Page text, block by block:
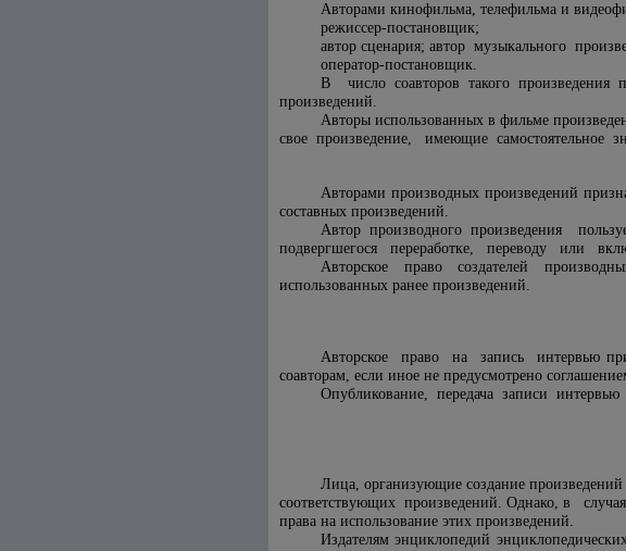
Авторами кинофильма, телефильма и
режиссер-постановщик;
автор сценария; автор музыкального
оператор-постановщик.
В число соавторов такого
произведений.
Авторы использованных в фильме
свое произведение, имеющие самостоятельное
Авторами производных произведений
составных произведений.
Автор производного произведения
подвергшегося переработке, переводу или
Авторское право создателей
использованных ранее произведений.
Авторское право на запись интервью
соавторам, если иное не предусмотрено
Опубликование, передача записи интервью
Лица, организующие создание
соответствующих произведений. Однако, в
права на использование этих произведений.
Издателям энциклопедий